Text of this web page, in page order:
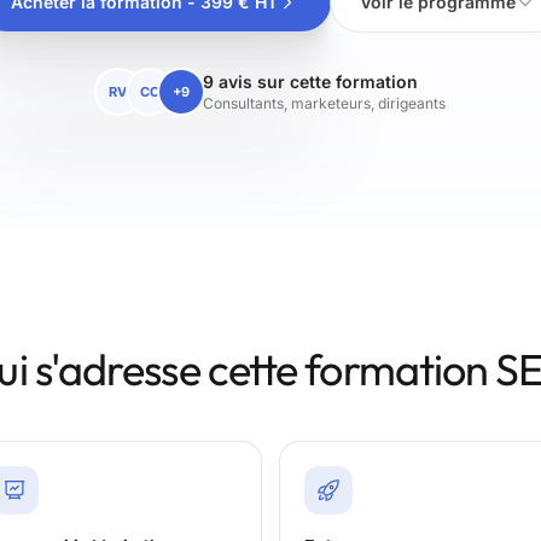
RV CC +9 9 avis sur cette formation
Consultants, marketeurs, dirigeants
s'adresse cette formation